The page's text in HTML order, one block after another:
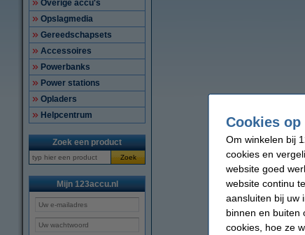
Overige accu's
Opslagmedia
Gereedschapsets
Accessoires
Powerbanks
Power stations
Opladers
Helpcentrum
Zoek een product
Zoek
Mijn 123accu.nl
Cookies op
Om winkelen bij
cookies en
website goed
website continu
aansluiten bij uw
binnen en buiten
cookies, hoe ze